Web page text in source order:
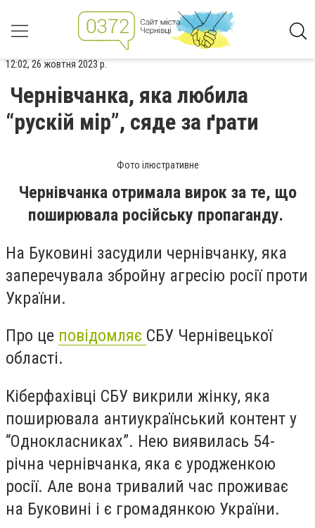
12:02, 26 жовтня 2023 р.
Чернівчанка, яка любила
“рускій мір”, сяде за ґрати
Фото ілюстративне
Чернівчанка отримала вирок за те, що
поширювала російську пропаганду.
На Буковині засудили чернівчанку, яка
заперечувала збройну агресію росії проти
України.
Про це повідомляє СБУ Чернівецької
області.
Кіберфахівці СБУ викрили жінку, яка
поширювала антиукраїнський контент у
“Однокласниках”. Нею виявилась 54-
річна чернівчанка, яка є уродженкою
росії. Але вона тривалий час проживає
на Буковині і є громадянкою України.